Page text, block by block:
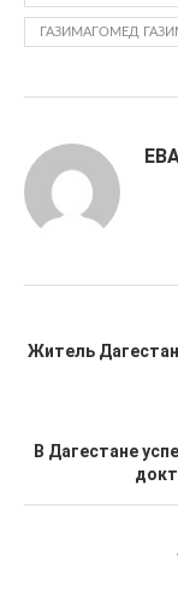
ГАЗИМАГОМЕД
Житель
В Дагестане